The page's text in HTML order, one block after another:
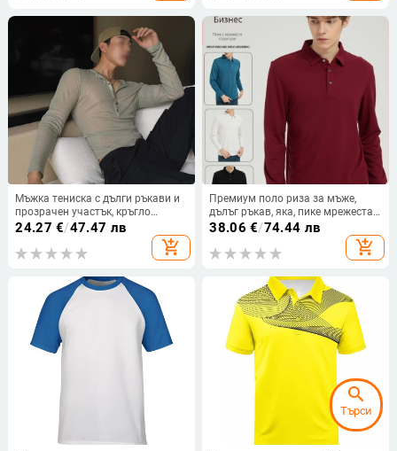
Мъжка тениска с дълги ръкави и
прозрачен участък, кръгло
деколте, свободна кройка,
24.27 €/47.47 лв
add_shopping_cart
Премиум поло риза за мъже,
дълъг ръкав, яка, пике мрежеста
тъкан от модал памук, дишаща и
влагоотвеждаща, без нужда от
гладене
38.06 €/74.44 лв
add_shopping_cart
search
Търси